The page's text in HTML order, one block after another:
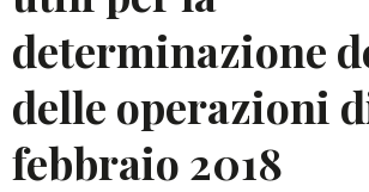
determinazione
delle operazioni
febbraio 2018